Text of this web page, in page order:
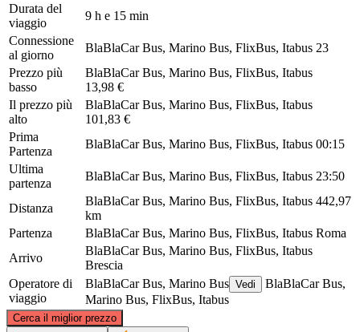
Durata del
viaggio
9 h e 15 min
Connessione
al giorno
BlaBlaCar Bus, Marino Bus, FlixBus, Itabus 23
Prezzo più
basso
BlaBlaCar Bus, Marino Bus, FlixBus, Itabus
13,98 €
Il prezzo più
alto
BlaBlaCar Bus, Marino Bus, FlixBus, Itabus
101,83 €
Prima
Partenza
BlaBlaCar Bus, Marino Bus, FlixBus, Itabus 00:15
Ultima
partenza
BlaBlaCar Bus, Marino Bus, FlixBus, Itabus 23:50
Distanza
BlaBlaCar Bus, Marino Bus, FlixBus, Itabus 442,97
km
Partenza
BlaBlaCar Bus, Marino Bus, FlixBus, Itabus Roma
Arrivo
BlaBlaCar Bus, Marino Bus, FlixBus, Itabus
Brescia
Operatore di
viaggio
BlaBlaCar Bus, Marino Bus Vedi
BlaBlaCar Bus,
Marino Bus, FlixBus, Itabus
Cerca il miglior prezzo
©CARTO, ©